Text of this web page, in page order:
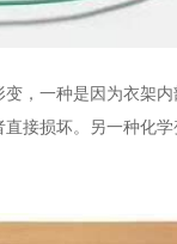
，一种是因为衣架
接损坏。另一种化